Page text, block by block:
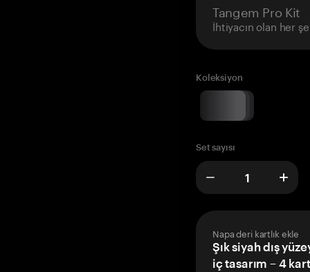
Tangem Pro Kit
İhtiyacın olan her
Koleksiyon
Set sayısı
Napa deri kartlık ekle
Şık siyah dış
iç tasarım – 4